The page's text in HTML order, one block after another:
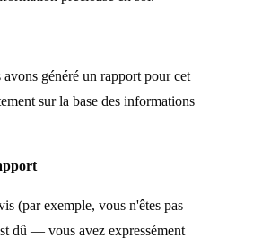
généré un rapport pour cet
sur la base des informations
(par exemple, vous n'êtes pas
dû — vous avez expressément